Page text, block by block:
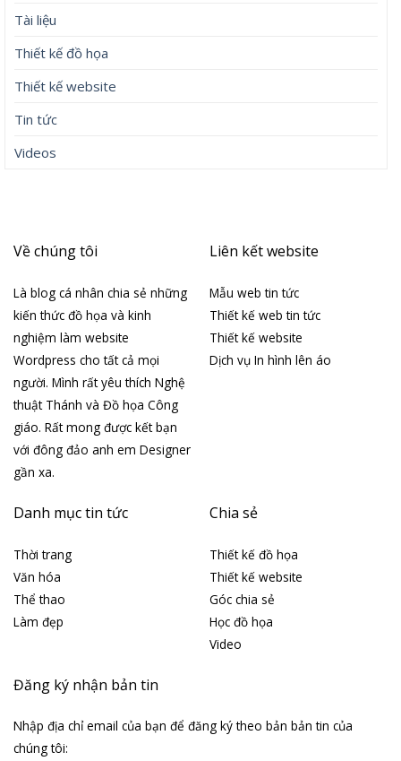
Tài liệu
Thiết kế đồ họa
Thiết kế website
Tin tức
Videos
Về chúng tôi
Là blog cá nhân chia sẻ những
kiến thức đồ họa và kinh
nghiệm làm website
Wordpress cho tất cả mọi
người. Mình rất yêu thích Nghệ
thuật Thánh và Đồ họa Công
giáo. Rất mong được kết bạn
với đông đảo anh em Designer
gần xa.
Liên kết website
Mẫu web tin tức
Thiết kế web tin tức
Thiết kế website
Dịch vụ In hình lên áo
Danh mục tin tức
Thời trang
Văn hóa
Thể thao
Làm đẹp
Chia sẻ
Thiết kế đồ họa
Thiết kế website
Góc chia sẻ
Học đồ họa
Video
Đăng ký nhận bản tin
Nhập địa chỉ email của bạn để đăng ký theo bản bản tin của
chúng tôi: